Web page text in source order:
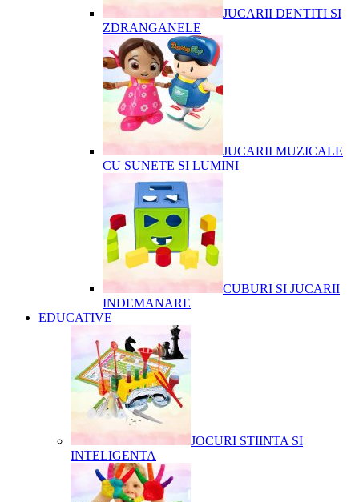
JUCARII DENTITI SI
ZDRANGANELE
JUCARII MUZICALE
CU SUNETE SI LUMINI
CUBURI SI JUCARII
INDEMANARE
EDUCATIVE
JOCURI STIINTA SI
INTELIGENTA